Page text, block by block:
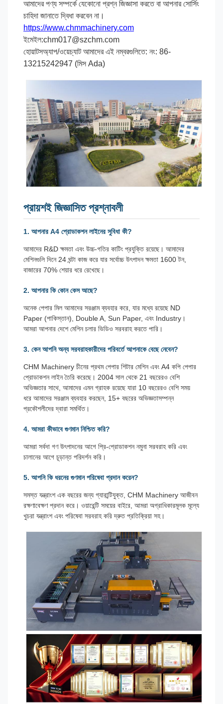
আমাদের পণ্য সম্পর্কে যেকোনো প্রশ্ন জিজ্ঞাসা করতে বা আপনার সোর্সিং
চাহিদা জানাতে দ্বিধা করবেন না।
https://www.chmmachinery.com
ইমেইল:chm017@szchm.com
হোয়াটসঅ্যাপ/ওয়েচ্যাট আমাদের এই নম্বরগুলিতে: নং: 86-
13215242947 (মিস Ada)
প্রায়শই জিজ্ঞাসিত প্রশ্নাবলী
1. আপনার A4 প্রোডাকশন লাইনের সুবিধা কী?
আমাদের R&D ক্ষমতা এবং উচ্চ-গতির কাটিং প্রযুক্তি রয়েছে। আমাদের
মেশিনগুলি দিনে 24 ঘন্টা কাজ করে যার সর্বোচ্চ উৎপাদন ক্ষমতা 1600 টন,
বাজারের 70% শেয়ার ধরে রেখেছে।
2. আপনার কি কোন কেস আছে?
অনেক পেপার মিল আমাদের সরঞ্জাম ব্যবহার করে, যার মধ্যে রয়েছে ND
Paper (পাকিস্তান), Double A, Sun Paper, এবং Industry।
আমরা আপনার দেশে মেশিন চলার ভিডিও সরবরাহ করতে পারি।
3. কেন আপনি অন্য সরবরাহকারীদের পরিবর্তে আপনাকে বেছে নেবেন?
CHM Machinery চীনের প্রথম পেপার শিটার মেশিন এবং A4 কপি পেপার
প্রোডাকশন লাইন তৈরি করেছে। 2004 সাল থেকে 21 বছরেরও বেশি
অভিজ্ঞতার সাথে, আমাদের এমন গ্রাহক রয়েছে যারা 10 বছরেরও বেশি সময়
ধরে আমাদের সরঞ্জাম ব্যবহার করছেন, 15+ বছরের অভিজ্ঞতাসম্পন্ন
প্রকৌশলীদের দ্বারা সমর্থিত।
4. আমরা কীভাবে গুণমান নিশ্চিত করি?
আমরা সর্বদা গণ উৎপাদনের আগে প্রি-প্রোডাকশন নমুনা সরবরাহ করি এবং
চালানের আগে চূড়ান্ত পরিদর্শন করি।
5. আপনি কি ধরনের গুণমান পরিষেবা প্রদান করেন?
সমস্ত যন্ত্রাংশ এক বছরের জন্য গ্যারান্টিযুক্ত, CHM Machinery আজীবন
রক্ষণাবেক্ষণ প্রদান করে। ওয়ারেন্টি সময়ের বাইরে, আমরা অগ্রাধিকারমূলক মূল্যে
খুচরা যন্ত্রাংশ এবং পরিষেবা সরবরাহ করি দ্রুত প্রতিক্রিয়া সহ।